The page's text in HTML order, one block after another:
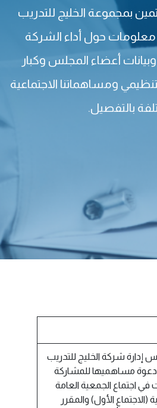
بمجموعة الخليج للتدريب
معلومات حول أداء الشركة
أعضاء المجلس وكبار
ومساهماتنا الاجتماعية
بالتفصيل.
إدارة شركة الخليج للتدريب
دعوة مساهميها للمشاركة
في اجتماع الجمعية العامة
(الاجتماع الأول) والمقرر